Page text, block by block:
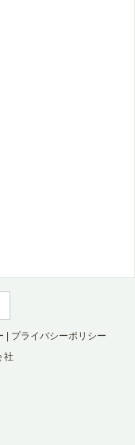
プライバシーポリシー